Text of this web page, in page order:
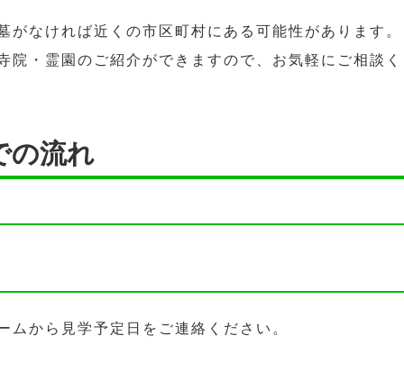
がなければ近くの市区町村にある可能性があります。
院・霊園のご紹介ができますので、お気軽にご相談く
の流れ
から見学予定日をご連絡ください。